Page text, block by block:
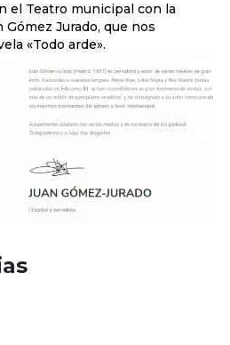
el Teatro municipal con la
Jurado, que nos
«Todo arde».